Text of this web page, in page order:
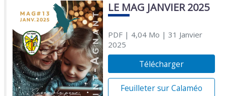
LE MAG JANVIER 2025
PDF| 4,04 Mo | 31 Janvier
2025
Télécharger
Feuilleter sur Calaméo